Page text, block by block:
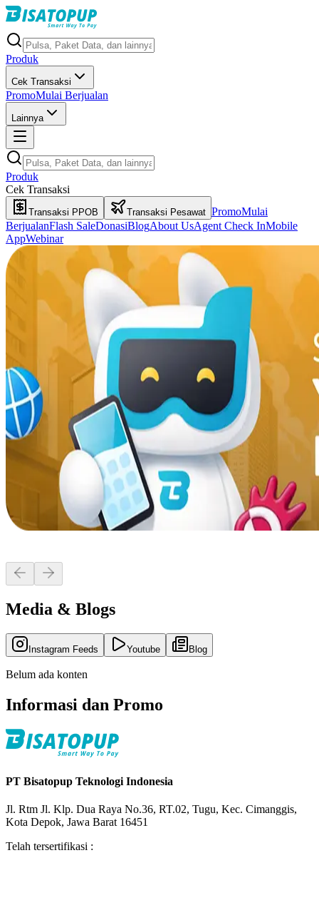
Produk
Cek Transaksi
PromoMulai Berjualan
Lainnya
Produk
Cek Transaksi
Transaksi PPOB Transaksi Pesawat PromoMulai
BerjualanFlash SaleDonasiBlogAbout UsAgent Check InMobile
AppWebinar
Media & Blogs
Instagram Feeds Youtube Blog
Belum ada konten
Informasi dan Promo
PT Bisatopup Teknologi Indonesia
Jl. Rtm Jl. Klp. Dua Raya No.36, RT.02, Tugu, Kec. Cimanggis,
Kota Depok, Jawa Barat 16451
Telah tersertifikasi :